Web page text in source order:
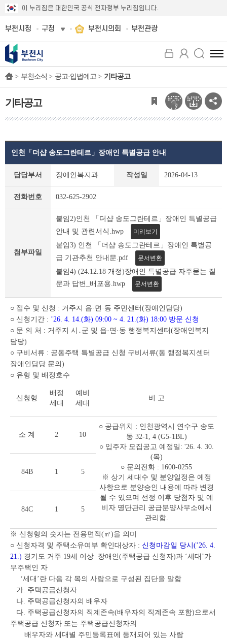
이 누리집은 대한민국 공식 전자정부 누리집입니다.
부천시청 구청 부천시의회 부천관광
전
체
뉴
보
기
> 부천소식 > 공고·입법예고 > 기타공고
기타공고
상
인천「더샵 송도그란테르」장애인 특별공급 안내
담당부서 장애인복지과 작성일 2026-04-13
전화번호 032-625-2902
첨부파일
붙임2)인천 「더샵 송도그란테르」장애인 특별공급
안내 및 관련서식.hwp
미리보기
붙임3) 인천 「더샵 송도그란테르」장애인 특별공
급 기관추천 안내문.pdf
문서변환
붙임4) (24.12.18 개정)장애인 특별공급 자주묻는 질
문과 답변_배포용.hwp
문서변환
○ 접수 및 신청 : 거주지 읍·면·동 주민센터(장애인담당)
○ 신청기간 : ’26. 4. 14.(화) 09:00 ~ 4. 21.(화) 18:00 방문 신청
○ 문 의 처 : 거주지 시․군 및 읍·면·동 행정복지센터(장애인복지
담당)
○ 구비서류 : 공동주택 특별공급 신청 구비서류(동 행정복지센터
장애인담당 문의)
○ 유형 및 배정호수
신청형
배정
세대
예비
세대
비 고
소 계 2 10
○ 공급위치 : 인천광역시 연수구 송도
동 32-1, 4 (G5-1BL)
○ 입주자 모집공고 예정일: '26. 4. 30.
(목)
○ 문의전화 : 1600-0255
※ 상기 세대수 및 분양일정은 예정
사항으로 분양승인 내용에 따라 변경
될 수 있으며 선정 이후 당첨자 및 예
비자 명단관리 공급분양사무소에서
관리함.
84B 1 5
84C 1 5
※ 신청형의 숫자는 전용면적(㎡)을 의미
○ 신청자격 및 주택소유여부 확인대상자 : 신청마감일 당시(’26. 4.
21.) 경기도 거주 19세 이상 장애인(주택공급 신청자)과 ‘세대’가
무주택인 자
‘세대’란 다음 각 목의 사람으로 구성된 집단을 말함
가. 주택공급신청자
나. 주택공급신청자의 배우자
다. 주택공급신청자의 직계존속(배우자의 직계존속 포함)으로서
주택공급 신청자 또는 주택공급신청자의
배우자와 세대별 주민등록표에 등재되어 있는 사람